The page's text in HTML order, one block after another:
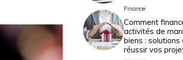
Finance
Comment
activités de
biens : solutions
réussir vos